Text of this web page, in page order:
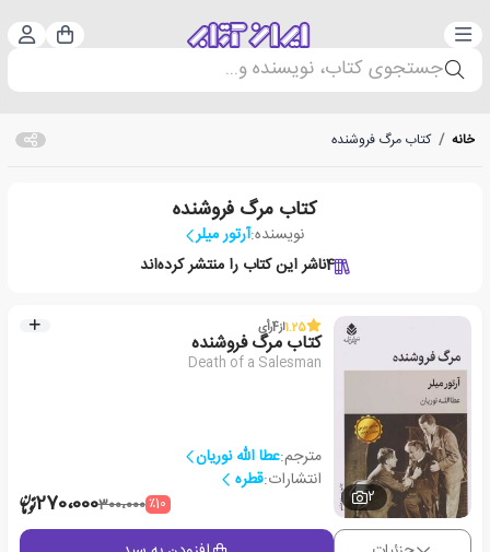
دسته‌بندی سبد
جستجوی کتاب، نویسنده و...
خانه / کتاب مرگ فروشنده
کتاب مرگ فروشنده
نویسنده:آرتور میلر
4ناشر این کتاب را منتشر کرده‌اند
2
1.25از4رأی
کتاب مرگ فروشنده
Death of a Salesman
مترجم:عطا الله نوریان
انتشارات:قطره
٪10300،000270،000